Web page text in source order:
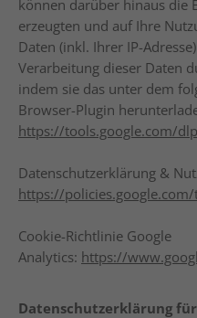
können darüber hinaus die
erzeugten und auf Ihre
Daten (inkl. Ihrer IP-
Verarbeitung dieser Daten
indem sie das unter dem
Browser-Plugin
https://tools.google.com/
Datenschutzerklärung &
https://
Cookie-Richtlinie Google
Analytics: https://
Datenschutzerklärung